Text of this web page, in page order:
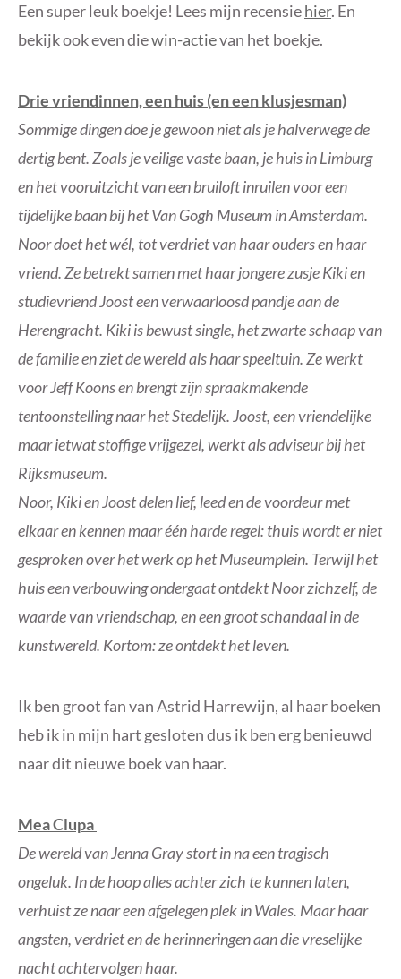
Een super leuk boekje! Lees mijn recensiehier. En
bekijk ook even diewin-actievan het boekje.
Drie vriendinnen, een huis (en een klusjesman)
Sommige dingen doe je gewoon niet als je halverwege de
dertig bent. Zoals je veilige vaste baan, je huis in Limburg
en het vooruitzicht van een bruiloft inruilen voor een
tijdelijke baan bij het Van Gogh Museum in Amsterdam.
Noor doet het wél, tot verdriet van haar ouders en haar
vriend. Ze betrekt samen met haar jongere zusje Kiki en
studievriend Joost een verwaarloosd pandje aan de
Herengracht. Kiki is bewust single, het zwarte schaap van
de familie en ziet de wereld als haar speeltuin. Ze werkt
voor Jeff Koons en brengt zijn spraakmakende
tentoonstelling naar het Stedelijk. Joost, een vriendelijke
maar ietwat stoffige vrijgezel, werkt als adviseur bij het
Rijksmuseum.
Noor, Kiki en Joost delen lief, leed en de voordeur met
elkaar en kennen maar één harde regel: thuis wordt er niet
gesproken over het werk op het Museumplein. Terwijl het
huis een verbouwing ondergaat ontdekt Noor zichzelf, de
waarde van vriendschap, en een groot schandaal in de
kunstwereld. Kortom: ze ontdekt het leven.
Ik ben groot fan van Astrid Harrewijn, al haar boeken
heb ik in mijn hart gesloten dus ik ben erg benieuwd
naar dit nieuwe boek van haar.
Mea Clupa
De wereld van Jenna Gray stort in na een tragisch
ongeluk. In de hoop alles achter zich te kunnen laten,
verhuist ze naar een afgelegen plek in Wales. Maar haar
angsten, verdriet en de herinneringen aan die vreselijke
nacht achtervolgen haar.